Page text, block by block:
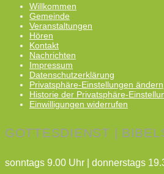
Willkommen
Gemeinde
Veranstaltungen
Hören
Kontakt
Nachrichten
Impressum
Datenschutzerklärung
Privatsphäre-Einstellungen ändern
Historie der Privatsphäre-
Einwilligungen widerrufen
GOTTESDIENST |
sonntags 9.00 Uhr | donnerstags